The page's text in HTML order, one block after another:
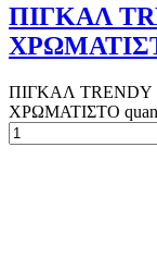
ΠΙΓΚΑΛ
ΠΙΓΚΑΛ TRENDY
ΧΡΩΜΑΤΙΣΤΟ